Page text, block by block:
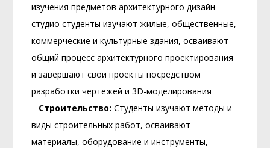
изучения предметов архитектурного дизайн-
студио студенты изучают жилые, общественные,
коммерческие и культурные здания, осваивают
общий процесс архитектурного проектирования
и завершают свои проекты посредством
разработки чертежей и 3D-моделирования
– Строительство: Студенты изучают методы и
виды строительных работ, осваивают
материалы, оборудование и инструменты,